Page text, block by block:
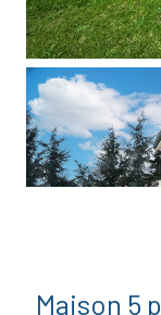
Maison 5 pièce(s) 4 chambre(s) 146